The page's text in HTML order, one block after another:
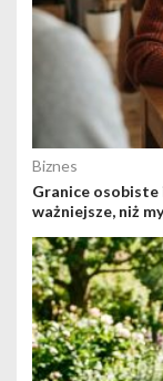
Biznes
Granice osobiste
ważniejsze, niż